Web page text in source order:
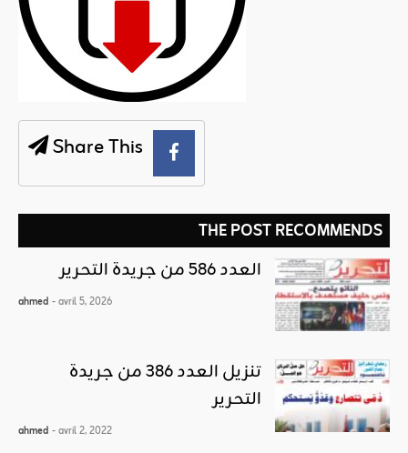
Share This
THE POST RECOMMENDS
العدد 586 من جريدة التحرير
ahmed - avril 5, 2026
تنزيل العدد 386 من جريدة
التحرير
ahmed - avril 2, 2022